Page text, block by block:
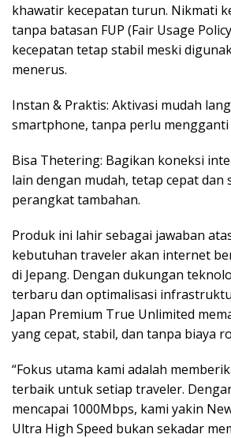
khawatir kecepatan turun. Nikmati
tanpa batasan FUP (Fair Usage
kecepatan tetap stabil meski
menerus.
Instan & Praktis: Aktivasi mudah
smartphone, tanpa perlu mengganti
Bisa Thetering: Bagikan koneksi
lain dengan mudah, tetap cepat dan
perangkat tambahan.
Produk ini lahir sebagai jawaban
kebutuhan traveler akan internet
di Jepang. Dengan dukungan
terbaru dan optimalisasi
Japan Premium True Unlimited
yang cepat, stabil, dan tanpa biaya
“Fokus utama kami adalah
terbaik untuk setiap traveler.
mencapai 1000Mbps, kami yakin
Ultra High Speed bukan sekadar